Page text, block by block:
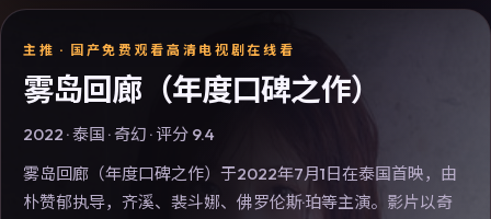
主推 · 国产免费观看高清电视剧在线看
雾岛回廊（年度口碑之作）
2022 ·泰国 ·奇幻 · 评分 9.4
雾岛回廊（年度口碑之作）于2022年7月1日在泰国首映，由
朴赞郁执导，齐溪、裴斗娜、佛罗伦斯·珀等主演。影片以奇